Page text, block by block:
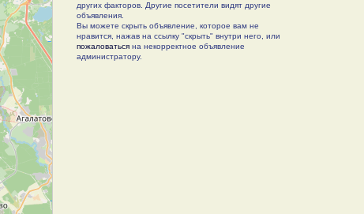
других факторов. Другие посетители видят другие
объявления.
Вы можете скрыть объявление, которое вам не
нравится, нажав на ссылку "скрыть" внутри него, или
пожаловатьсяна некорректное объявление
администратору.